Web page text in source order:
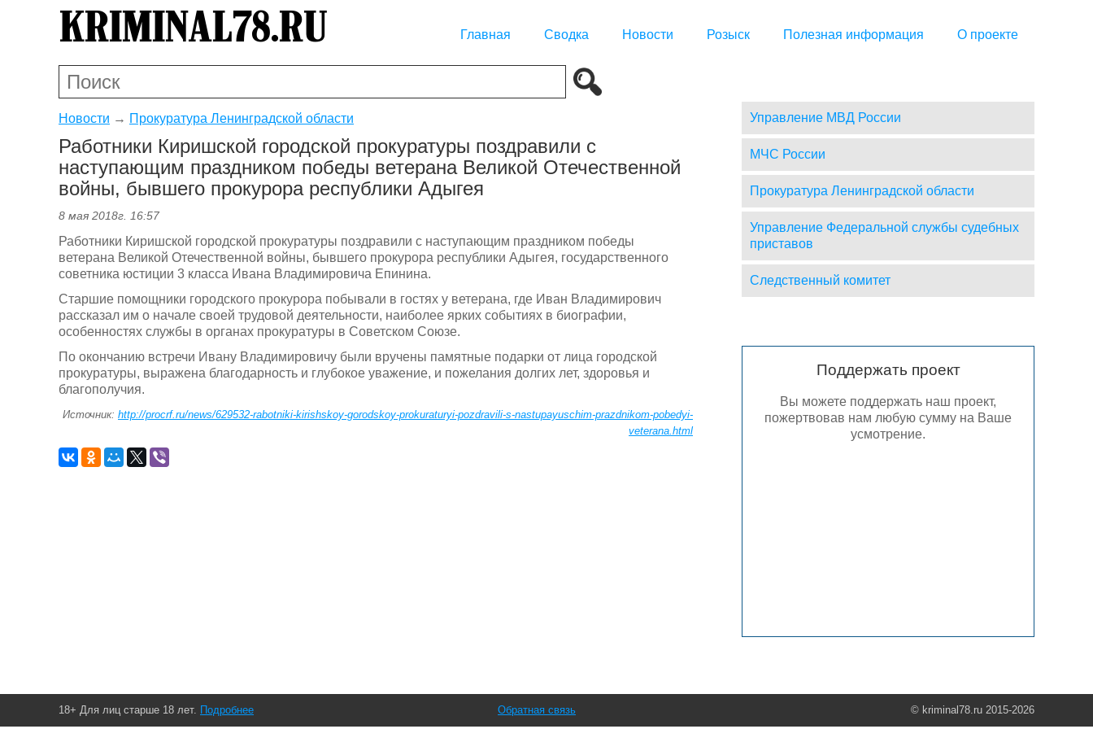
Главная Сводка Новости Розыск Полезная информация О проекте
Новости → Прокуратура Ленинградской области
Работники Киришской городской прокуратуры поздравили с
наступающим праздником победы ветерана Великой Отечественной
войны, бывшего прокурора республики Адыгея
8 мая 2018г. 16:57
Работники Киришской городской прокуратуры поздравили с наступающим праздником победы
ветерана Великой Отечественной войны, бывшего прокурора республики Адыгея, государственного
советника юстиции 3 класса Ивана Владимировича Епинина.
Старшие помощники городского прокурора побывали в гостях у ветерана, где Иван Владимирович
рассказал им о начале своей трудовой деятельности, наиболее ярких событиях в биографии,
особенностях службы в органах прокуратуры в Советском Союзе.
По окончанию встречи Ивану Владимировичу были вручены памятные подарки от лица городской
прокуратуры, выражена благодарность и глубокое уважение, и пожелания долгих лет, здоровья и
благополучия.
Источник: http://procrf.ru/news/629532-rabotniki-kirishskoy-gorodskoy-prokuraturyi-pozdravili-s-nastupayuschim-prazdnikom-pobedyi-
veterana.html
Управление МВД России
МЧС России
Прокуратура Ленинградской области
Управление Федеральной службы судебных
приставов
Следственный комитет
Поддержать проект
Вы можете поддержать наш проект,
пожертвовав нам любую сумму на Ваше
усмотрение.
18+ Для лиц старше 18 лет. Подробнее © kriminal78.ru 2015-2026
Обратная связь